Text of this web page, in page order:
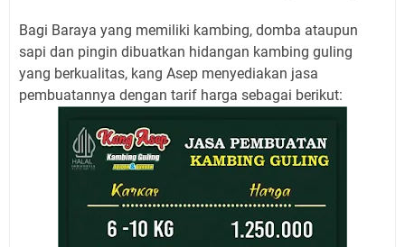
Bagi Baraya yang memiliki kambing, domba ataupun
sapi dan pingin dibuatkan hidangan kambing guling
yang berkualitas, kang Asep menyediakan jasa
pembuatannya dengan tarif harga sebagai berikut: